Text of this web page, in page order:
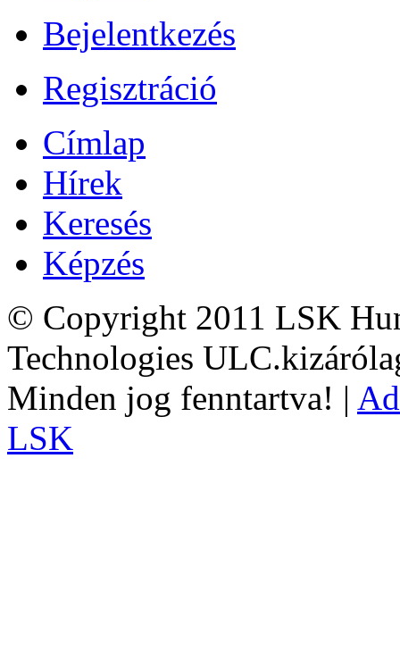
Bejelentkezés
Regisztráció
Címlap
Hírek
Keresés
Képzés
© Copyright 2011 LSK
Technologies
Minden jog fenntartva! |
LSK